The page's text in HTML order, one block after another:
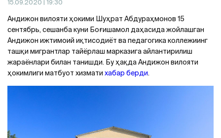
15.09.2020 | 19:30
Андижон вилояти ҳокими Шуҳрат Абдураҳмонов 15
сентябрь, сешанба куни Боғишамол даҳасида жойлашган
Андижон ижтимоий иқтисодиёт ва педагогика коллежиинг
ташқи мигрантлар тайёрлаш марказига айлантирилиш
жараёнлари билан танишди. Бу ҳақда Андижон вилояти
ҳокимлиги матбуот хизмати хабар берди.